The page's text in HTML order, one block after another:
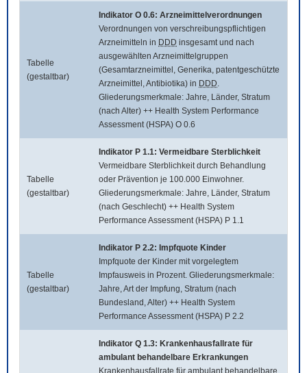
Tabelle
(gestaltbar)
Indikator O 0.6: Arzneimittelverordnungen
Verordnungen von verschreibungspflichtigen
Arzneimitteln in DDD insgesamt und nach
ausgewählten Arzneimittelgruppen
(Gesamtarzneimittel, Generika, patentgeschützte
Arzneimittel, Antibiotika) in DDD.
Gliederungsmerkmale: Jahre, Länder, Stratum
(nach Alter) ++ Health System Performance
Assessment (HSPA) O 0.6
Tabelle
(gestaltbar)
Indikator P 1.1: Vermeidbare Sterblichkeit
Vermeidbare Sterblichkeit durch Behandlung
oder Prävention je 100.000 Einwohner.
Gliederungsmerkmale: Jahre, Länder, Stratum
(nach Geschlecht) ++ Health System
Performance Assessment (HSPA) P 1.1
Tabelle
(gestaltbar)
Indikator P 2.2: Impfquote Kinder
Impfquote der Kinder mit vorgelegtem
Impfausweis in Prozent. Gliederungsmerkmale:
Jahre, Art der Impfung, Stratum (nach
Bundesland, Alter) ++ Health System
Performance Assessment (HSPA) P 2.2
Indikator Q 1.3: Krankenhausfallrate für
ambulant behandelbare Erkrankungen